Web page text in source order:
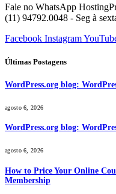
Fale no WhatsApp
(11) 94792.0048 - Seg à
Facebook Instagram
Últimas Postagens
WordPress.org blog:
agosto 6, 2026
WordPress.org blog:
agosto 6, 2026
How to Price Your Online
Membership